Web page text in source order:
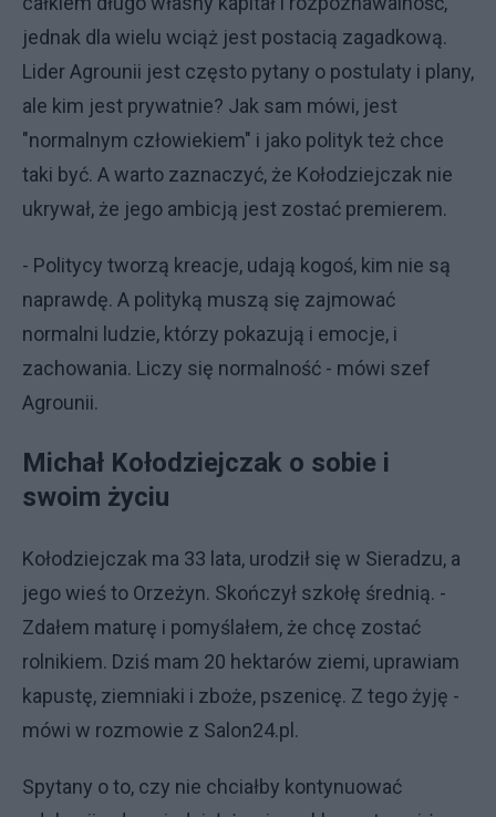
jednak dla wielu wciąż jest postacią zagadkową.
Lider Agrounii jest często pytany o postulaty i plany,
ale kim jest prywatnie? Jak sam mówi, jest
"normalnym człowiekiem" i jako polityk też chce
taki być. A warto zaznaczyć, że Kołodziejczak nie
ukrywał, że jego ambicją jest zostać premierem.
- Politycy tworzą kreacje, udają kogoś, kim nie są
naprawdę. A polityką muszą się zajmować
normalni ludzie, którzy pokazują i emocje, i
zachowania. Liczy się normalność - mówi szef
Agrounii.
Michał Kołodziejczak o sobie i
swoim życiu
Kołodziejczak ma 33 lata, urodził się w Sieradzu, a
jego wieś to Orzeżyn. Skończył szkołę średnią. -
Zdałem maturę i pomyślałem, że chcę zostać
rolnikiem. Dziś mam 20 hektarów ziemi, uprawiam
kapustę, ziemniaki i zboże, pszenicę. Z tego żyję -
mówi w rozmowie z Salon24.pl.
Spytany o to, czy nie chciałby kontynuować